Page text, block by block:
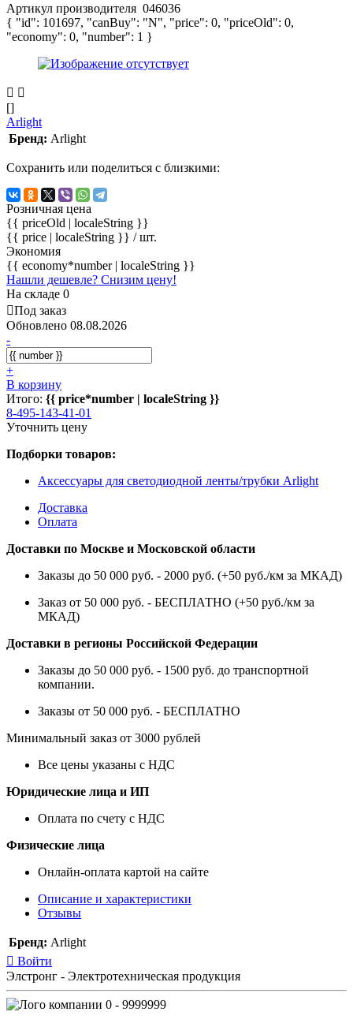
Артикул производителя 046036
{ "id": 101697, "canBuy": "N", "price": 0, "priceOld": 0,
"economy": 0, "number": 1 }
[]
Arlight
Бренд: Arlight
Сохранить или поделиться с близкими:
Розничная цена
{{ priceOld | localeString }}
{{ price | localeString }} / шт.
Экономия
{{ economy*number | localeString }}
Нашли дешевле? Снизим цену!
На складе 0
Под заказ
Обновлено 08.08.2026
-
+
В корзину
Итого: {{ price*number | localeString }}
8-495-143-41-01
Уточнить цену
Подборки товаров:
Аксессуары для светодиодной ленты/трубки Arlight
Доставка
Оплата
Доставки по Москве и Московской области
Заказы до 50 000 руб. - 2000 руб. (+50 руб./км за МКАД)
Заказ от 50 000 руб. - БЕСПЛАТНО (+50 руб./км за
МКАД)
Доставки в регионы Российской Федерации
Заказы до 50 000 руб. - 1500 руб. до транспортной
компании.
Заказы от 50 000 руб. - БЕСПЛАТНО
Минимальный заказ от 3000 рублей
Все цены указаны с НДС
Юридические лица и ИП
Оплата по счету с НДС
Физические лица
Онлайн-оплата картой на сайте
Описание и характеристики
Отзывы
Бренд: Arlight
Войти
Элстронг - Электротехническая продукция
0 - 9999999